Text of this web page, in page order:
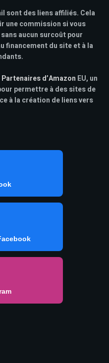
sont des liens affiliés. Cela
une commission si vous
aucun surcoût pour
financement du site et à la
d’Amazon EU, un
permettre à des sites de
à la création de liens vers